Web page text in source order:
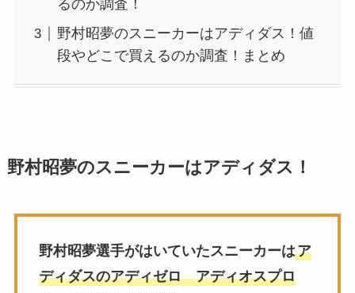
るのか調査！
野村昭夢のスニーカーはアディダス！値
段やどこで買えるのか調査！まとめ
野村昭夢のスニーカーはアディダス！
野村昭夢選手がはいていたスニーカーはア
ディダスのアディゼロ アディオスプロ